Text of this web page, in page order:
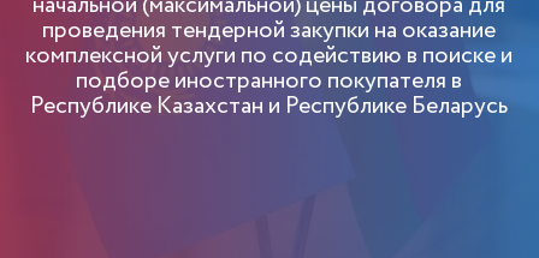
проведения тендерной закупки на оказание
комплексной услуги по содействию в поиске и
подборе иностранного покупателя в
Республике Казахстан и Республике Беларусь